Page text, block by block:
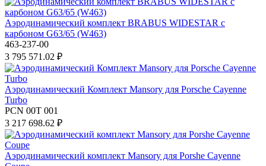
Аэродинамический комплект BRABUS WIDESTAR с
карбоном G63/65 (W463)
463-237-00
3 795 571.02 ₽
Аэродинамический Комплект Mansory для Porsche Cayenne
Turbo
PCN 00T 001
3 217 698.62 ₽
Аэродинамический комплект Mansory для Porshe Cayenne